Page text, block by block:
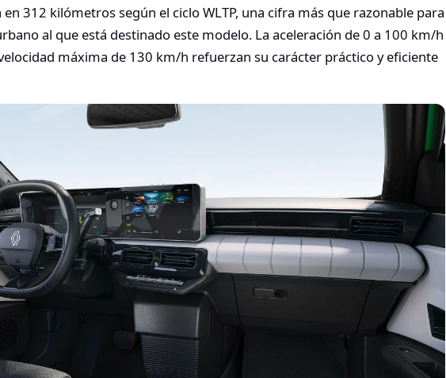
312 kilómetros según el ciclo WLTP, una cifra más que razonable para
al que está destinado este modelo. La aceleración de 0 a 100 km/h
máxima de 130 km/h refuerzan su carácter práctico y eficiente